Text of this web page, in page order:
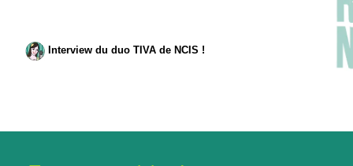
Interview du duo TIVA de NCIS !